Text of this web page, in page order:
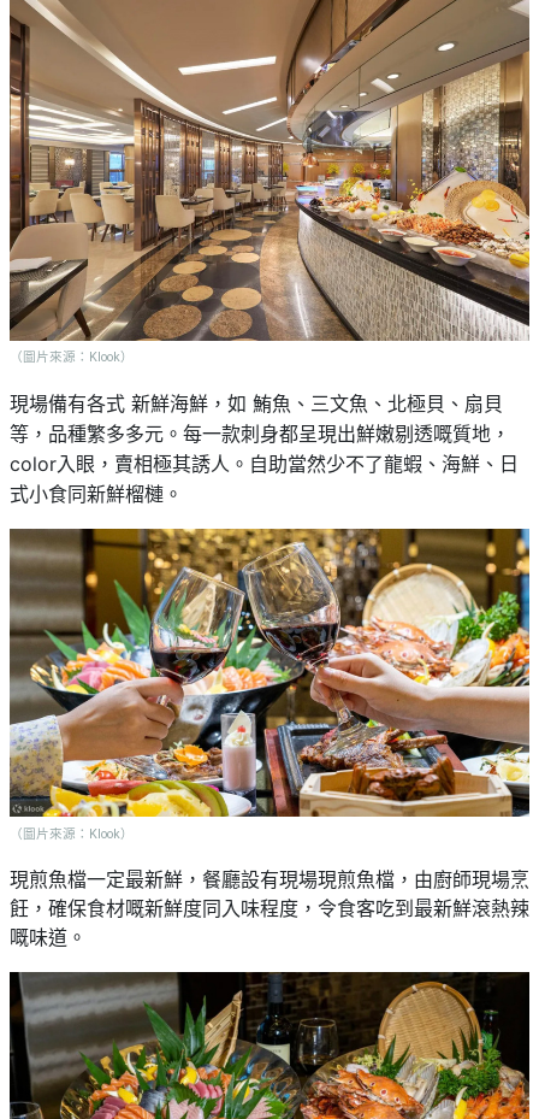
（圖片來源：Klook）
現場備有各式 新鮮海鮮，如 鮪魚、三文魚、北極貝、扇貝
等，品種繁多多元。每一款刺身都呈現出鮮嫩剔透嘅質地，
color入眼，賣相極其誘人。 自助當然少不了龍蝦、海鮮、日
式小食同新鮮榴槤 。
（圖片來源：Klook）
現煎魚檔一定最新鮮，餐廳設有現場現煎魚檔，由廚師現場烹
飪，確保食材嘅新鮮度同入味程度，令食客吃到最新鮮滾熱辣
嘅味道。